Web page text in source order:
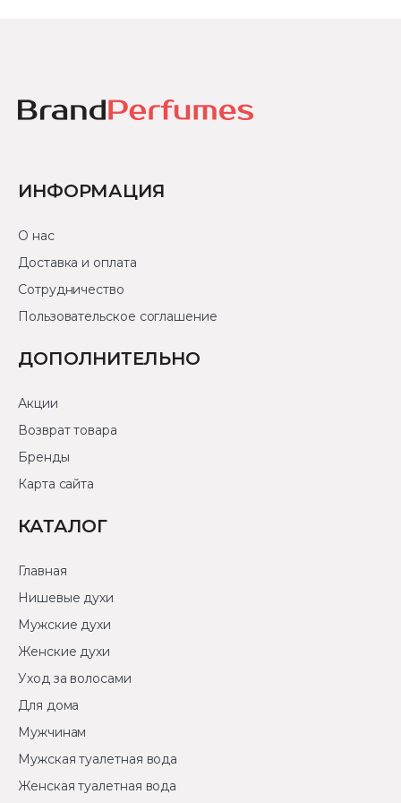
ИНФОРМАЦИЯ
О нас
Доставка и оплата
Сотрудничество
Пользовательское соглашение
ДОПОЛНИТЕЛЬНО
Акции
Возврат товара
Бренды
Карта сайта
КАТАЛОГ
Главная
Нишевые духи
Мужские духи
Женские духи
Уход за волосами
Для дома
Мужчинам
Мужская туалетная вода
Женская туалетная вода